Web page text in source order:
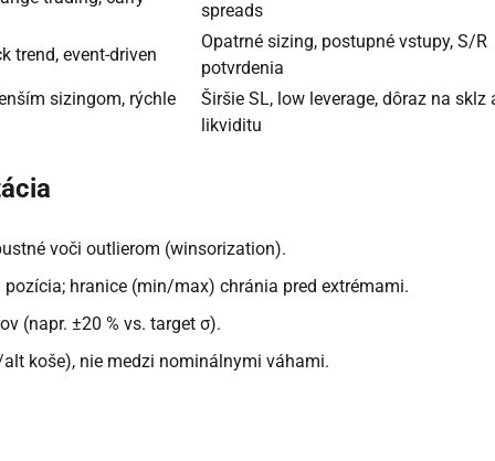
spreads
trend, event-driven
Opatrné sizing, postupné vstupy, S/R
potvrdenia
sizingom, rýchle
Širšie SL, low leverage, dôraz na sklz
likviditu
voči outlierom (winsorization).
hranice (min/max) chránia pred extrémami.
(napr. ±20 % vs. target σ).
koše), nie medzi nominálnymi váhami.